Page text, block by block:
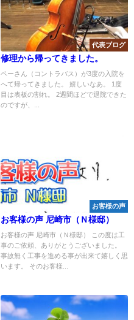
代表ブログ
修理から帰ってきました。
ペーさん（コントラバス）が3度の入院を
へて帰ってきました。 嬉しいなあ。 1度
目は表板の割れ。 2週間ほどで退院できた
のですが、...
お客様の声
お客様の声 尼崎市（Ｎ様邸）
お客様の声 尼崎市（Ｎ様邸） この度は工
事のご依頼、ありがとうございました。
事故無く工事を進める事が出来て嬉しく思
います。 そのお客様...